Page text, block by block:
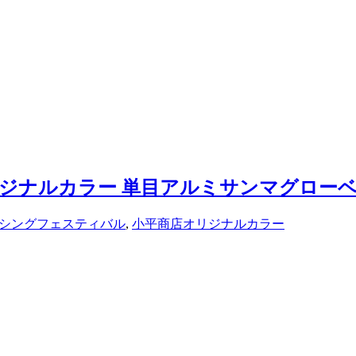
ナルカラー 単目アルミサンマグロー
ングフェスティバル, 小平商店オリジナルカラー